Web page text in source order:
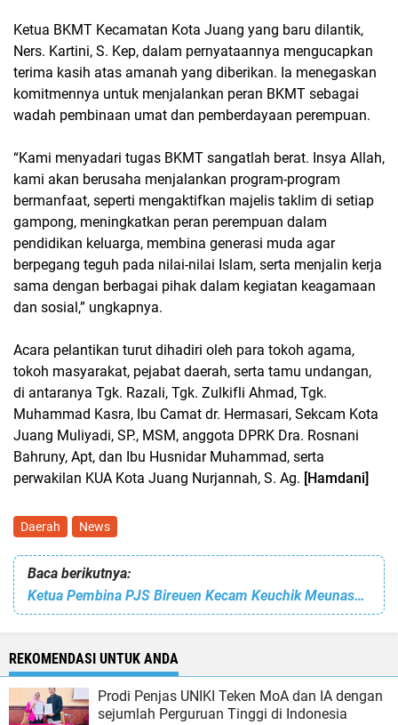
Ketua BKMT Kecamatan Kota Juang yang baru dilantik,
Ners. Kartini, S. Kep, dalam pernyataannya mengucapkan
terima kasih atas amanah yang diberikan. Ia menegaskan
komitmennya untuk menjalankan peran BKMT sebagai
wadah pembinaan umat dan pemberdayaan perempuan.
“Kami menyadari tugas BKMT sangatlah berat. Insya Allah,
kami akan berusaha menjalankan program-program
bermanfaat, seperti mengaktifkan majelis taklim di setiap
gampong, meningkatkan peran perempuan dalam
pendidikan keluarga, membina generasi muda agar
berpegang teguh pada nilai-nilai Islam, serta menjalin kerja
sama dengan berbagai pihak dalam kegiatan keagamaan
dan sosial,” ungkapnya.
Acara pelantikan turut dihadiri oleh para tokoh agama,
tokoh masyarakat, pejabat daerah, serta tamu undangan,
di antaranya Tgk. Razali, Tgk. Zulkifli Ahmad, Tgk.
Muhammad Kasra, Ibu Camat dr. Hermasari, Sekcam Kota
Juang Muliyadi, SP., MSM, anggota DPRK Dra. Rosnani
Bahruny, Apt, dan Ibu Husnidar Muhammad, serta
perwakilan KUA Kota Juang Nurjannah, S. Ag. [Hamdani]
Daerah News
Baca berikutnya:
Ketua Pembina PJS Bireuen Kecam Keuchik Meunasah Mee Lecehkan Wartawan
REKOMENDASI UNTUK ANDA
Prodi Penjas UNIKI Teken MoA dan IA dengan
sejumlah Perguruan Tinggi di Indonesia